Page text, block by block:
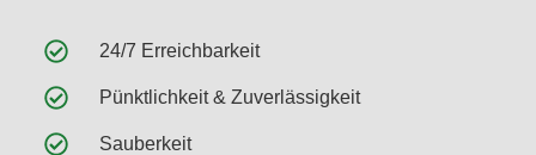
24/7 Erreichbarkeit
Pünktlichkeit & Zuverlässigkeit
Sauberkeit